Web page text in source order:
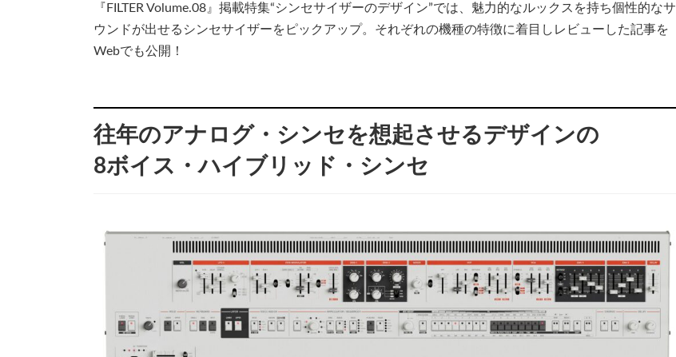
『FILTER Volume.08』掲載特集“シンセサイザーのデザイン”では、魅力的なルックスを持ち個性的なサ
ウンドが出せるシンセサイザーをピックアップ。それぞれの機種の特徴に着目しレビューした記事を
Webでも公開！
往年のアナログ・シンセを想起させるデザインの
8ボイス・ハイブリッド・シンセ